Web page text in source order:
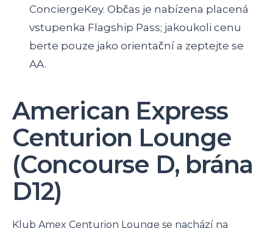
ConciergeKey. Občas je nabízena placená
vstupenka Flagship Pass; jakoukoli cenu
berte pouze jako orientační a zeptejte se
AA.
American Express
Centurion Lounge
(Concourse D, brána
D12)
Klub Amex Centurion Lounge se nachází na